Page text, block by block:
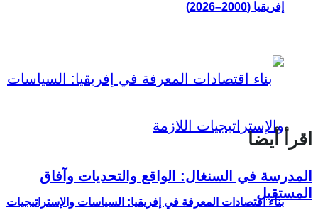
إفريقيا (2000–2026)
بناء اقتصادات المعرفة في إفريقيا: السياسات والإستراتيجيات
اقرأ أيضا
المدرسة في السنغال: الواقع والتحديات وآفاق
المستقبل